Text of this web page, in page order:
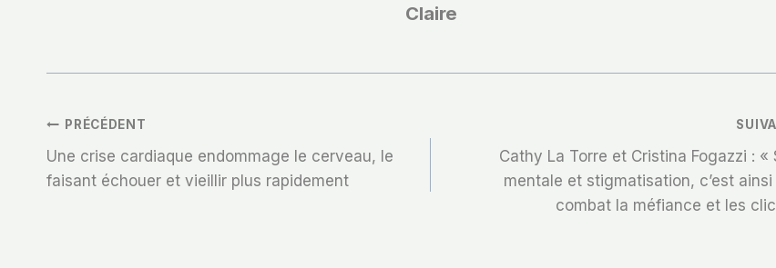
Claire
Navigation
De
PRÉCÉDENT
Une crise cardiaque endommage le cerveau, le
faisant échouer et vieillir plus rapidement
Cathy La Torre et Cristina Fogazzi : «
mentale et stigmatisation, c’est ainsi
combat la méfiance et les